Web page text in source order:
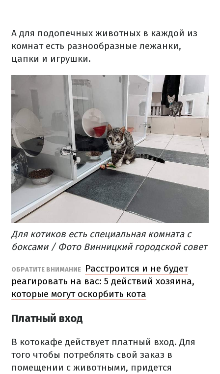
А для подопечных животных в каждой из
комнат есть разнообразные лежанки,
цапки и игрушки.
Для котиков есть специальная комната с
боксами / Фото Винницкий городской совет
​ОБРАТИТЕ ВНИМАНИЕ
Расстроится и не будет
реагировать на вас: 5 действий хозяина,
которые могут оскорбить кота
Платный вход
В котокафе действует платный вход. Для
того чтобы потреблять свой заказ в
помещении с животными, придется